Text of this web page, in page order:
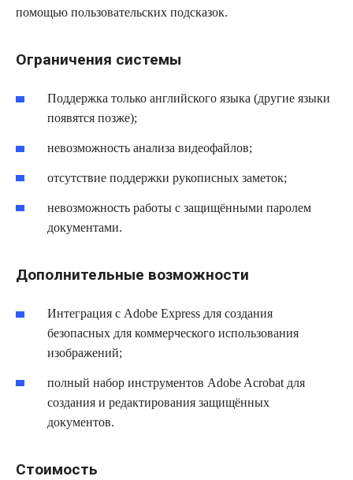
помощью пользовательских подсказок.
Ограничения системы
Поддержка только английского языка (другие языки
появятся позже);
невозможность анализа видеофайлов;
отсутствие поддержки рукописных заметок;
невозможность работы с защищёнными паролем
документами.
Дополнительные возможности
Интеграция с Adobe Express для создания
безопасных для коммерческого использования
изображений;
полный набор инструментов Adobe Acrobat для
создания и редактирования защищённых
документов.
Стоимость